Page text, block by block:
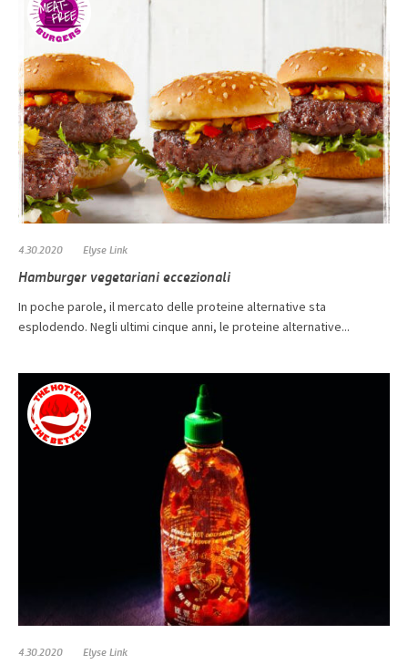
4.30.2020 Elyse Link
Hamburger vegetariani eccezionali
In poche parole, il mercato delle proteine ​​alternative sta
esplodendo. Negli ultimi cinque anni, le proteine ​​alternative...
4.30.2020 Elyse Link